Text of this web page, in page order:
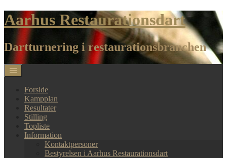
Skip
to
content
Aarhus Restaurationsdart
Dartturnering i restaurationsbranchen
Forside
Kampplan
Resultater
Stilling
Topliste
Information
Kontaktpersoner
Bestyrelsen i Aarhus Restaurationsdart